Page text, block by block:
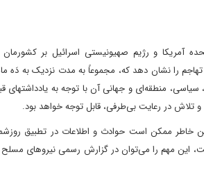
آمریکا و رژیم صهیونیستی اسرائیل بر
تهاجم را نشان دهد که، مجموعاً به مدت نزدیک به
منطقه‌ای و جهانی آن با توجه به یادداشتهای
تلاش در رعایت بی‌طرفی، قابل توجه خواهد بود.
خاطر ممکن است حوادث و اطلاعات در تطبیق
این مهم را می‌توان در گزارش رسمی نیروهای